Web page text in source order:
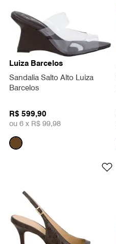
Luiza Barcelos
Sandalia Salto Alto Luiza
Barcelos
R$ 599,90
ou 6 x R$ 99,98